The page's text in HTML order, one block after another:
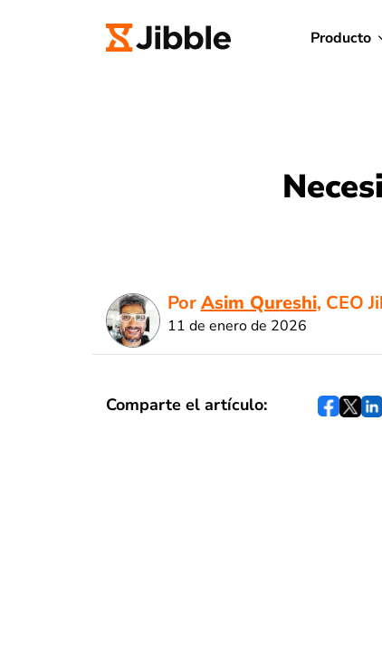
Producto
PorAsim Qureshi, CEO
11 de enero de 2026
Comparte el artículo: